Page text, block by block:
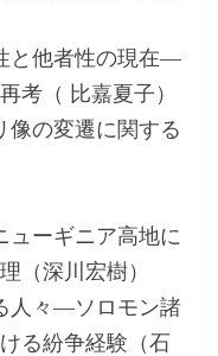
と他者性の現在―
考（ 比嘉夏子）
の変遷に関する
ーギニア高地に
（深川宏樹）
人々―ソロモン諸
る紛争経験（石